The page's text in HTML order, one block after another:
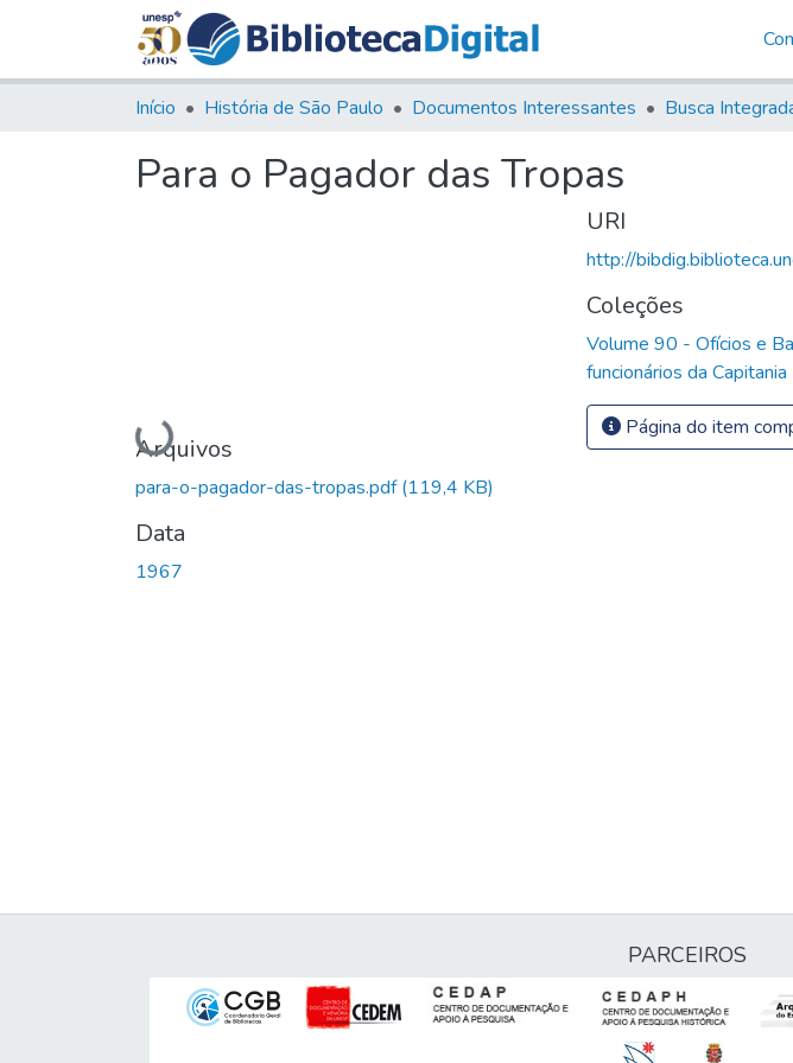
Início História de São Paulo Documentos Interessantes Busca
Para o Pagador das Tropas
Carregando...
Arquivos
para-o-pagador-das-tropas.pdf(119,4 KB)
Data
1967
URI
http://
Coleções
Volume 90 - Ofícios e
funcionários da
Página do item
PARCEIROS